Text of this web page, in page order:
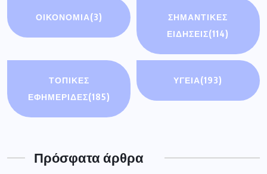
ΟΙΚΟΝΟΜΊΑ(3)
ΣΗΜΑΝΤΙΚΈΣ
ΕΙΔΉΣΕΙΣ(114)
ΤΟΠΙΚΕΣ
ΕΦΗΜΕΡΙΔΕΣ(185)
ΥΓΕΙΑ(193)
Πρόσφατα άρθρα